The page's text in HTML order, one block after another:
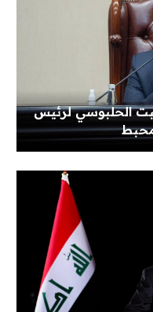
الحلبوسي لرئيس
محبط